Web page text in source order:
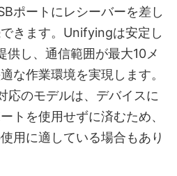
ポートにレシーバーを差し
きます。Unifyingは安定し
供し、通信範囲が最大10メ
な作業環境を実現します。
のモデルは、デバイスに
トを使用せずに済むため、
用に適している場合もあり